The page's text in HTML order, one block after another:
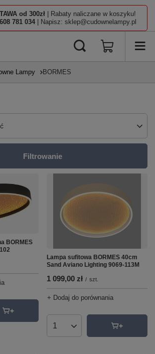
od 300zł | Rabaty naliczane w koszyku!
781 034 | Napisz: sklep@cudownelampy.pl
Lampy BORMES
Filtrowanie
BORMES
Lampa sufitowa BORMES 40cm
Sand Aviano Lighting 9069-113M
1 099,00 zł / szt.
+ Dodaj do porównania
Ilość produktów